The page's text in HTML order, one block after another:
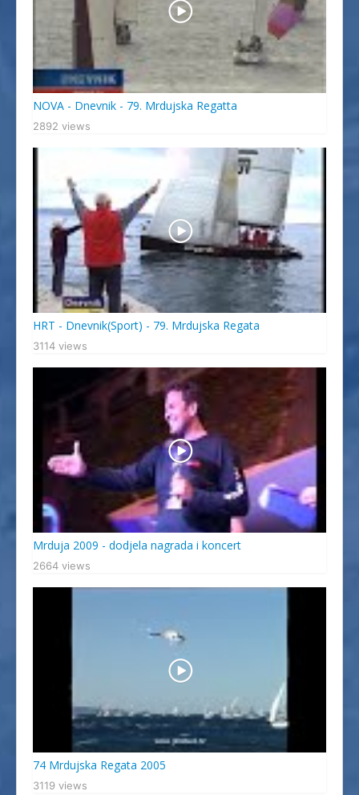
NOVA - Dnevnik - 79. Mrdujska Regatta
2892 views
HRT - Dnevnik(Sport) - 79. Mrdujska Regata
3114 views
Mrduja 2009 - dodjela nagrada i koncert
2664 views
74 Mrdujska Regata 2005
3119 views